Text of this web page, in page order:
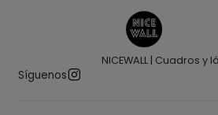
NICEWALL | Cuadros y
Síguenos